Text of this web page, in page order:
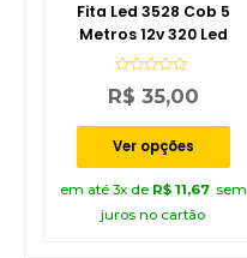
Fita Led 3528 Cob 5
Metros 12v 320 Led
Avaliação
0
5
R$ 35,00
Ver opções
em até 3x de R$11,67 sem
juros no cartão